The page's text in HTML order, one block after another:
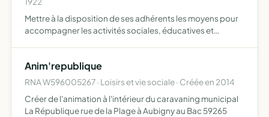
Mettre à la disposition de ses adhérents les moyens pour
accompagner les activités sociales, éducatives et
Anim'republique
RNA W596005267 · Loisirs et vie sociale · Créée en 2014
Créer de l'animation à l'intérieur du caravaning municipal
La République rue de la Plage à Aubigny au Bac 59265